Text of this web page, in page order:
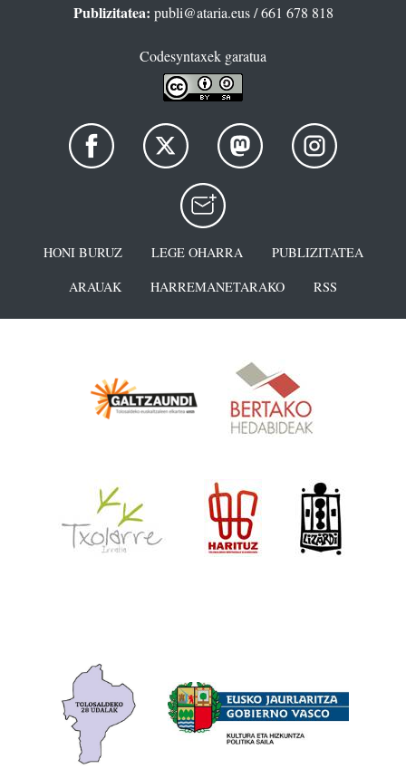
Publizitatea: publi@ataria.eus/ 661 678 818
Codesyntaxek garatua
HONI BURUZ LEGE OHARRA
PUBLIZITATEA
ARAUAK
HARREMANETARAKO RSS